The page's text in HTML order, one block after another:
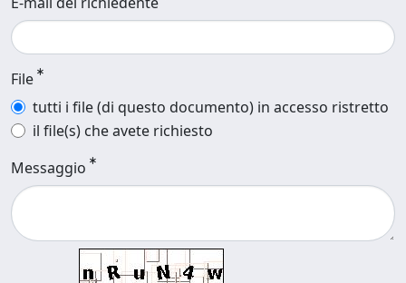
File
tutti i file (di questo documento) in accesso ristretto
il file(s) che avete richiesto
Messaggio